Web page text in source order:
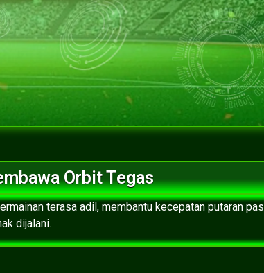
Orbit Tegas
terasa adil, membantu kecepatan putaran pas
dijalani.